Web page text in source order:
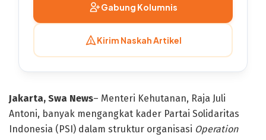
Gabung Kolumnis
Kirim Naskah Artikel
Jakarta, Swa News– Menteri Kehutanan, Raja Juli
Antoni, banyak mengangkat kader Partai Solidaritas
Indonesia (PSI) dalam struktur organisasi Operation